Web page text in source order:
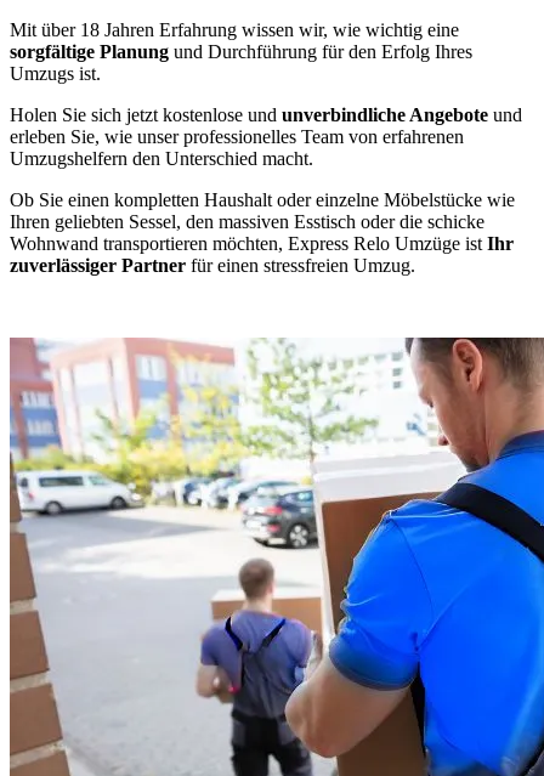
Mit über 18 Jahren Erfahrung wissen wir, wie wichtig eine
sorgfältige Planung und Durchführung für den Erfolg Ihres
Umzugs ist.
Holen Sie sich jetzt kostenlose und unverbindliche Angebote und
erleben Sie, wie unser professionelles Team von erfahrenen
Umzugshelfern den Unterschied macht.
Ob Sie einen kompletten Haushalt oder einzelne Möbelstücke wie
Ihren geliebten Sessel, den massiven Esstisch oder die schicke
Wohnwand transportieren möchten, Express Relo Umzüge ist Ihr
zuverlässiger Partner für einen stressfreien Umzug.